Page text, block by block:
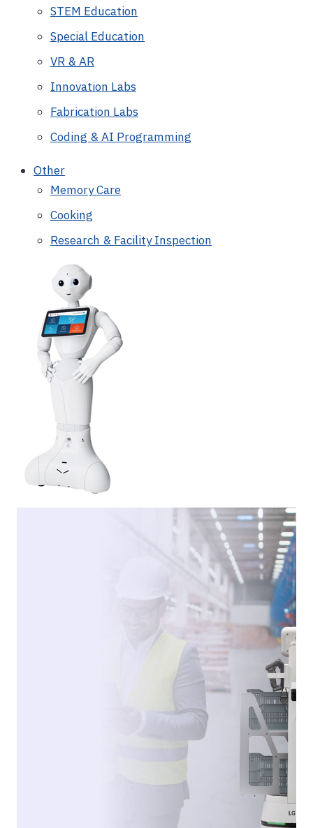
STEM Education
Special Education
VR & AR
Innovation Labs
Fabrication Labs
Coding & AI Programming
Other
Memory Care
Cooking
Research & Facility Inspection